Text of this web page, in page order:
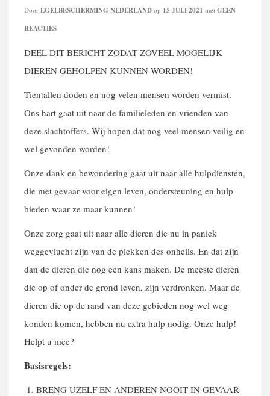
Door EGELBESCHERMING NEDERLAND op 15 JULI 2021 met GEEN
REACTIES
DEEL DIT BERICHT ZODAT ZOVEEL MOGELIJK
DIEREN GEHOLPEN KUNNEN WORDEN!
Tientallen doden en nog velen mensen worden vermist.
Ons hart gaat uit naar de familieleden en vrienden van
deze slachtoffers. Wij hopen dat nog veel mensen veilig en
wel gevonden worden!
Onze dank en bewondering gaat uit naar alle hulpdiensten,
die met gevaar voor eigen leven, ondersteuning en hulp
bieden waar ze maar kunnen!
Onze zorg gaat uit naar alle dieren die nu in paniek
weggevlucht zijn van de plekken des onheils. En dat zijn
dan de dieren die nog een kans maken. De meeste dieren
die op of onder de grond leven, zijn verdronken. Maar de
dieren die op de rand van deze gebieden nog wel weg
konden komen, hebben nu extra hulp nodig. Onze hulp!
Helpt u mee?
Basisregels:
BRENG UZELF EN ANDEREN NOOIT IN GEVAAR